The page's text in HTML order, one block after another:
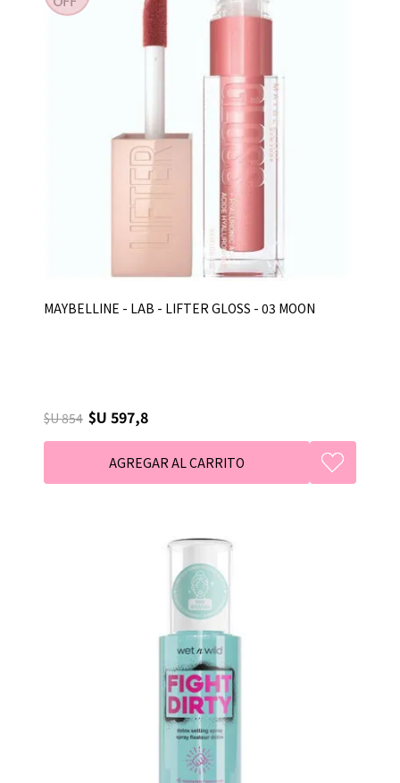
MAYBELLINE - LAB - LIFTER GLOSS - 03 MOON
$U 854 $U 597,8